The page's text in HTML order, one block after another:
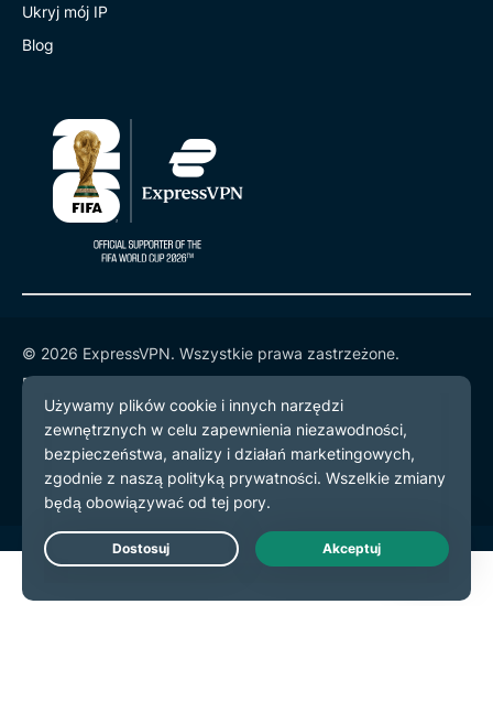
Ukryj mój IP
Blog
© 2026 ExpressVPN. Wszystkie prawa zastrzeżone.
Polityka prywatności
Warunki użytkowania
preferencje plików cookie
Live Chat